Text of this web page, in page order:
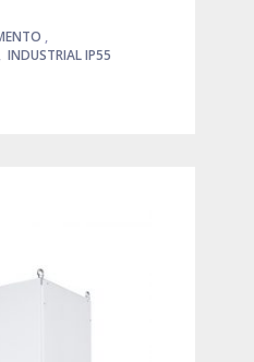
,
, INDUSTRIAL IP55